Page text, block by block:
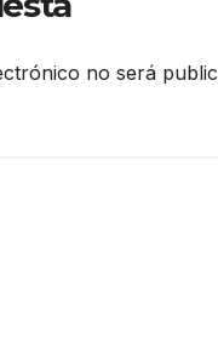
no será